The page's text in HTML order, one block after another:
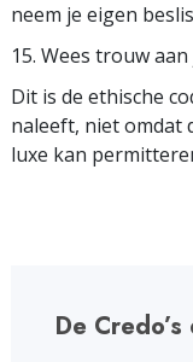
neem je eigen
15. Wees trouw
Dit is de ethische
naleeft, niet omdat
luxe kan
De